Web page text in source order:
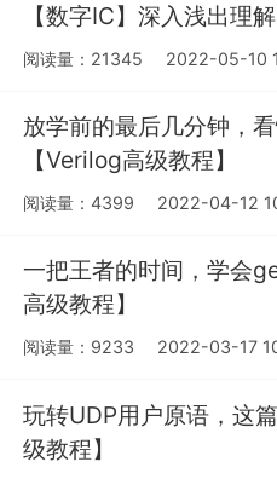
【数字IC】深入浅出理
阅读量：21345 2022-05-10
放学前的最后几分钟，
【Verilog高级教程】
阅读量：4399 2022-04-12
一把王者的时间，学会
高级教程】
阅读量：9233 2022-03-17
玩转UDP用户原语，这
级教程】